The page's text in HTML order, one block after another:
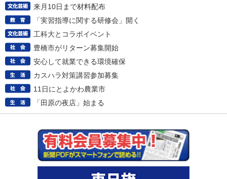
来月10日まで材料配布
「実習指導に関する研修会」開く
工科大とコラボイベント
豊橋市がリターン募集開始
安心して就業できる環境確保
カスハラ対策講習参加募集
11日にとよかわ農業市
「田原の夜店」始まる